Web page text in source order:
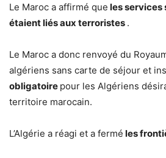
Le Maroc a affirmé que les services
étaient liés aux terroristes .
Le Maroc a donc renvoyé du
algériens sans carte de séjour et
obligatoire pour les Algériens
territoire marocain.
L’Algérie a réagi et a fermé les